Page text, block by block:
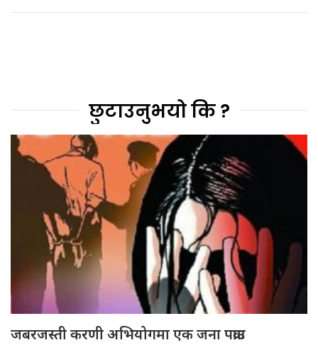
छुटाउनुभयो कि ?
जबरजस्ती करणी अभियोगमा एक जना पक्राउ